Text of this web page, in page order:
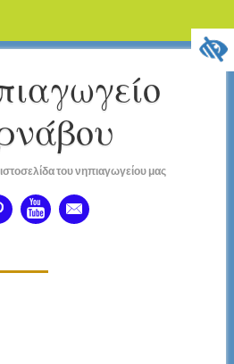
του νηπιαγωγείου μας
διεύθυνση